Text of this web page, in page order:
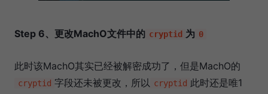
Step 6、更改MachO文件中的 cryptid 为 0
此时该MachO其实已经被解密成功了，但是MachO的
cryptid 字段还未被更改，所以 cryptid 此时还是唯1